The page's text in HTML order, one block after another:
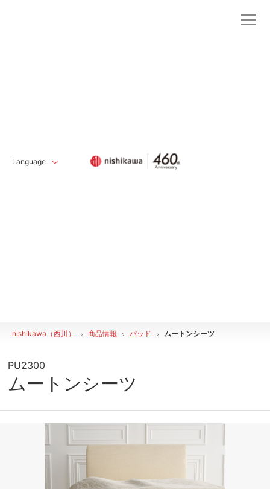
Language
nishikawa（西川） 商品情報 パッド ムートンシーツ
PU2300
ムートンシーツ